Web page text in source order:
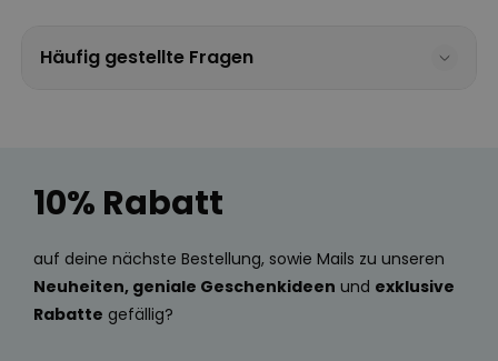
Häufig gestellte Fragen
10% Rabatt
auf deine nächste Bestellung, sowie Mails zu unseren
Neuheiten, geniale Geschenkideen und exklusive
Rabatte gefällig?